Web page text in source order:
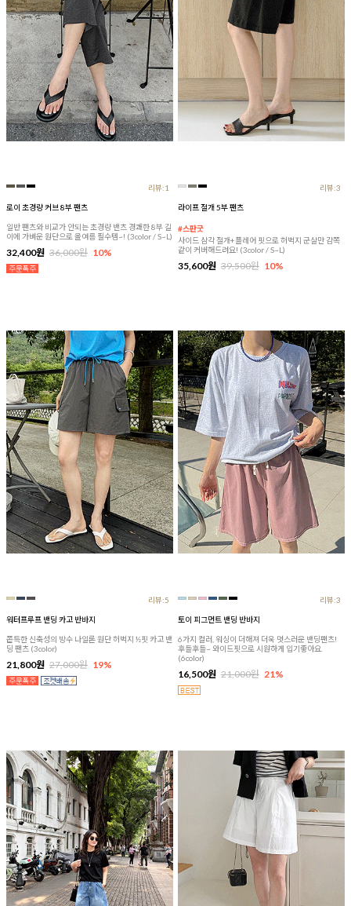
리뷰:1
로이 초경량 커브 8부 팬츠
일반 팬츠와 비교가 안되는 초경량 밴츠 경쾌한 8부 길
이에 가벼운 원단으로 올여름 필수템~! (3color / S~L)
32,400원 36,000원 10%
리뷰:3
라이프 절개 5부 팬츠
#스판굿
사이드 삼각 절개+플레어 핏으로 허벅지 군살만 감쪽
같이 커버해드려요! (3color / S~L)
35,600원 39,500원 10%
리뷰:5
워터프루프 밴딩 카고 반바지
쫀득한 신축성의 방수 나일론 원단 허벅지 ½핏 카고 밴
딩 팬츠 (3color)
21,800원 27,000원 19%
리뷰:3
토이 피그먼트 밴딩 반바지
6가지 컬러, 워싱이 더해져 더욱 멋스러운 밴딩팬츠!
후들후들~ 와이드핏으로 시원하게 입기좋아요.
(6color)
16,500원 21,000원 21%